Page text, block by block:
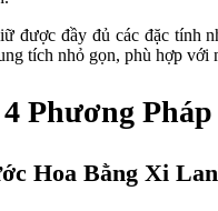
được đầy đủ các đặc tính
tích nhỏ gọn, phù hợp với
Phương
Hoa Bằng Xi